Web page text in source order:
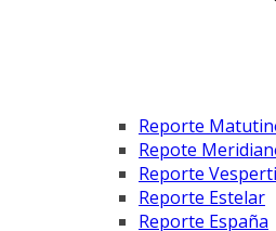
Reporte
Repote
Reporte
Reporte Estelar
Reporte España